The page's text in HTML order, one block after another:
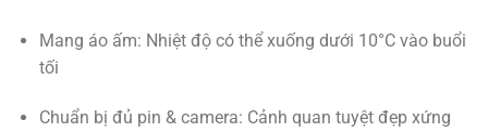
Mang áo ấm: Nhiệt độ có thể xuống dưới 10°C vào buổi
tối
Chuẩn bị đủ pin & camera: Cảnh quan tuyệt đẹp xứng